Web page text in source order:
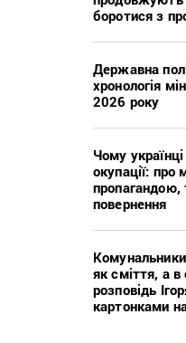
боротися з
Державна
хронологія
2026 року
Чому
окупації: про
пропагандою,
повернення
як сміття, а
розповідь
картонками